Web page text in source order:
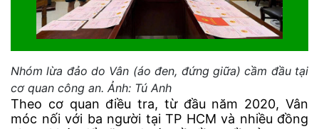
Nhóm lừa đảo do Vân (áo đen, đứng giữa) cầm đầu tại
cơ quan công an. Ảnh: Tú Anh
Theo cơ quan điều tra, từ đầu năm 2020, Vân
móc nối với ba người tại TP HCM và nhiều đồng